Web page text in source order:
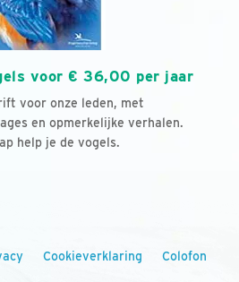
voor € 36,00 per jaar
voor onze leden, met
en opmerkelijke verhalen.
help je de vogels.
Cookieverklaring Colofon